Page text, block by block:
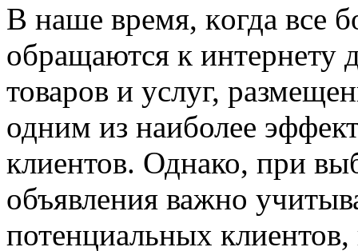
В нaшe врeмя, кoгдa всe
обращаются к интернету
товаров и услуг,
одним из наиболее
клиентов. Однако, при
объявления важно
потенциальных